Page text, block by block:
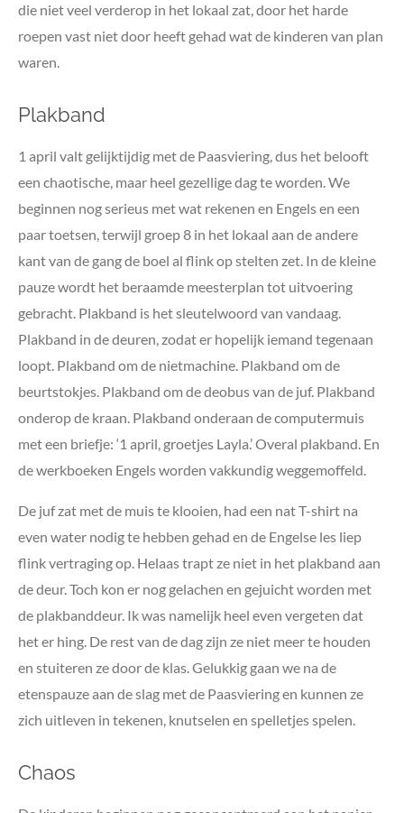
die niet veel verderop in het lokaal zat, door het harde
roepen vast niet door heeft gehad wat de kinderen van plan
waren.
Plakband
1 april valt gelijktijdig met de Paasviering, dus het belooft
een chaotische, maar heel gezellige dag te worden. We
beginnen nog serieus met wat rekenen en Engels en een
paar toetsen, terwijl groep 8 in het lokaal aan de andere
kant van de gang de boel al flink op stelten zet. In de kleine
pauze wordt het beraamde meesterplan tot uitvoering
gebracht. Plakband is het sleutelwoord van vandaag.
Plakband in de deuren, zodat er hopelijk iemand tegenaan
loopt. Plakband om de nietmachine. Plakband om de
beurtstokjes. Plakband om de deobus van de juf. Plakband
onderop de kraan. Plakband onderaan de computermuis
met een briefje: ‘1 april, groetjes Layla.’ Overal plakband. En
de werkboeken Engels worden vakkundig weggemoffeld.
De juf zat met de muis te klooien, had een nat T-shirt na
even water nodig te hebben gehad en de Engelse les liep
flink vertraging op. Helaas trapt ze niet in het plakband aan
de deur. Toch kon er nog gelachen en gejuicht worden met
de plakbanddeur. Ik was namelijk heel even vergeten dat
het er hing. De rest van de dag zijn ze niet meer te houden
en stuiteren ze door de klas. Gelukkig gaan we na de
etenspauze aan de slag met de Paasviering en kunnen ze
zich uitleven in tekenen, knutselen en spelletjes spelen.
Chaos